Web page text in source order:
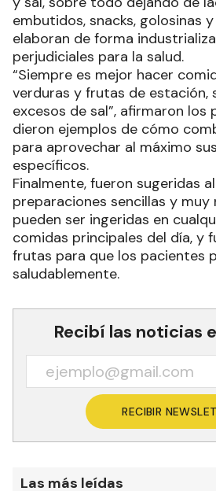
embutidos, snacks, golosinas
elaboran de forma
perjudiciales para la salud.
“Siempre es mejor hacer
verduras y frutas de estación,
excesos de sal”, afirmaron los
dieron ejemplos de cómo
para aprovechar al máximo
específicos.
Finalmente, fueron sugeridas
preparaciones sencillas y muy
pueden ser ingeridas en
comidas principales del día, y
frutas para que los pacientes
saludablemente.
Recibí las noticias
RECIBIR
Las más leídas